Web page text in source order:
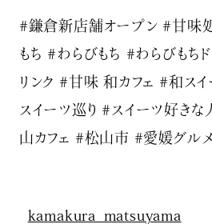
#鎌倉新店舗オープン #甘味
もち #わらびもち #わらびもち
リンク #甘味 和カフェ #和ス
スイーツ巡り #スイーツ好き
山カフェ #松山市 #愛媛グルメ
kamakura_matsuyama